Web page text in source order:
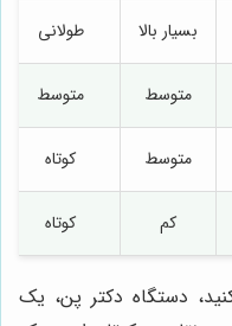
بسیار بالا طولانی
متوسط متوسط
متوسط کوتاه
کم کوتاه
دستگاه دکتر پن، یک